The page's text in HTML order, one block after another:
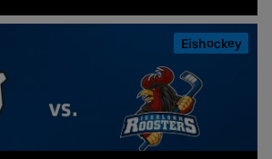
Eishockey